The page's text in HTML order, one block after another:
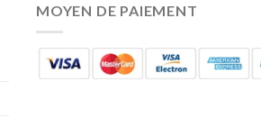
MOYEN DE PAIEMENT